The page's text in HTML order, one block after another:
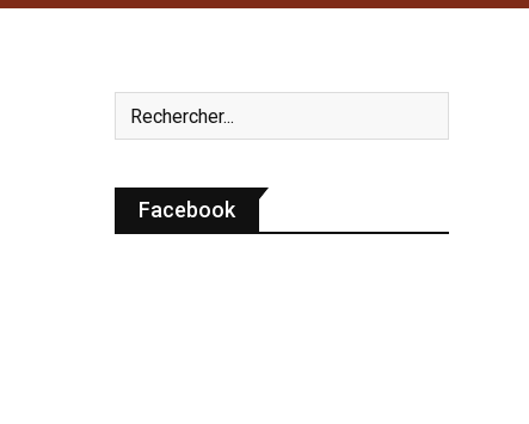
Facebook